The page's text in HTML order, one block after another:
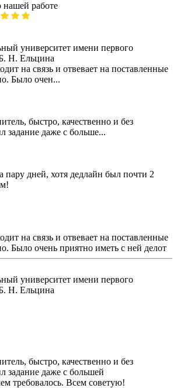
нашей работе
университет имени первого
Н. Ельцина
на связь и отвевает на поставленные
Было очен...
быстро, качественно и без
задание даже с больше...
пару дней, хотя дедлайн был почти 2
на связь и отвевает на поставленные
Было очень приятно иметь с ней делот
университет имени первого
Н. Ельцина
быстро, качественно и без
задание даже с большей
требовалось. Всем советую!